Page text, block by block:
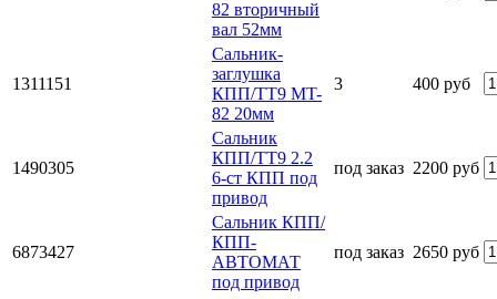
82 вторичный
вал 52мм
1311151
Сальник-
заглушка
КПП/TT9 MT-
82 20мм
3 400 руб
1490305
Сальник
КПП/TT9 2.2
6-ст КПП под
привод
под заказ 2200 руб
6873427
Сальник КПП/
КПП-
АВТОМАТ
под привод
под заказ 2650 руб